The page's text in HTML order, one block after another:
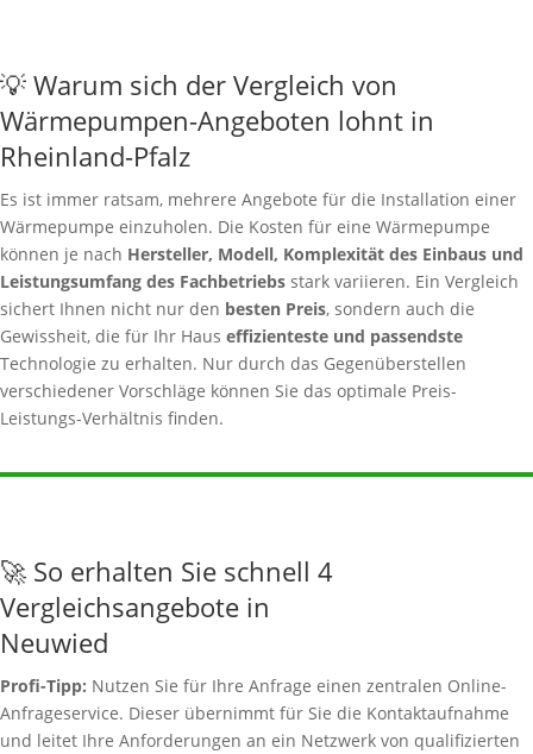
💡 Warum sich der Vergleich von
Wärmepumpen-Angeboten lohnt in
Rheinland-Pfalz
Es ist immer ratsam, mehrere Angebote für die Installation einer
Wärmepumpe einzuholen. Die Kosten für eine Wärmepumpe
können je nach Hersteller, Modell, Komplexität des Einbaus und
Leistungsumfang des Fachbetriebs stark variieren. Ein Vergleich
sichert Ihnen nicht nur den besten Preis, sondern auch die
Gewissheit, die für Ihr Haus effizienteste und passendste
Technologie zu erhalten. Nur durch das Gegenüberstellen
verschiedener Vorschläge können Sie das optimale Preis-
Leistungs-Verhältnis finden.
🚀 So erhalten Sie schnell 4
Vergleichsangebote in
Neuwied
Profi-Tipp: Nutzen Sie für Ihre Anfrage einen zentralen Online-
Anfrageservice. Dieser übernimmt für Sie die Kontaktaufnahme
und leitet Ihre Anforderungen an ein Netzwerk von qualifizierten